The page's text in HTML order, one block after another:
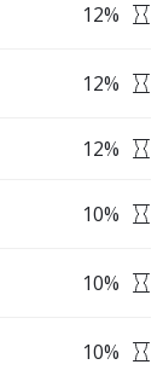
12%
12%
12%
10%
10%
10%